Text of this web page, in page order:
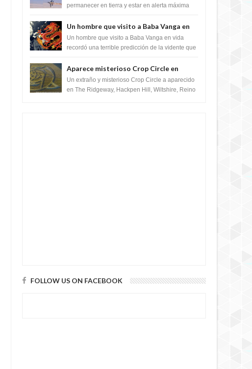
satélite "Caballero Negro"
permanecer en tierra y estar en alerta máxima
el ...
Un hombre que visito a Baba Vanga en
vida recordó la terrible predicción de la
vidente para febrero de 2022.
Un hombre que visito a Baba Vanga en vida
recordó una terrible predicción de la vidente que
pron...
Aparece misterioso Crop Circle en
Reino Unido 23 de junio 2016
Un extraño y misterioso Crop Circle a aparecido
en The Ridgeway, Hackpen Hill, Wiltshire, Reino
FOLLOW US ON FACEBOOK